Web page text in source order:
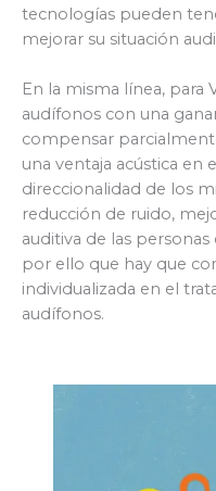
tecnologías pueden
mejorar su situación
En la misma línea, para
audífonos con una
compensar
una ventaja acústica en
direccionalidad de los
reducción de ruido,
auditiva de las
por ello que hay que
individualizada en el
audífonos.